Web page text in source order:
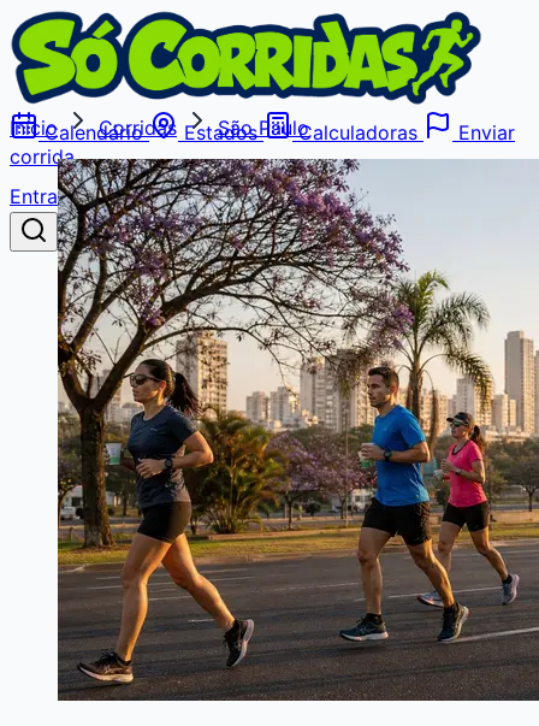
Calendário Estados Calculadoras
Enviar
corrida
Entrar
Buscar
Início Corridas São Paulo